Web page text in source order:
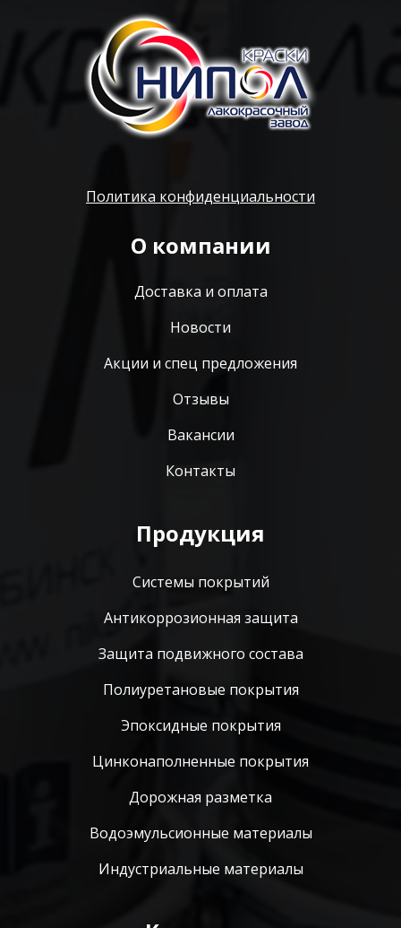
Политика конфиденциальности
О компании
Доставка и оплата
Новости
Акции и спец предложения
Отзывы
Вакансии
Контакты
Продукция
Системы покрытий
Антикоррозионная защита
Защита подвижного состава
Полиуретановые покрытия
Эпоксидные покрытия
Цинконаполненные покрытия
Дорожная разметка
Водоэмульсионные материалы
Индустриальные материалы